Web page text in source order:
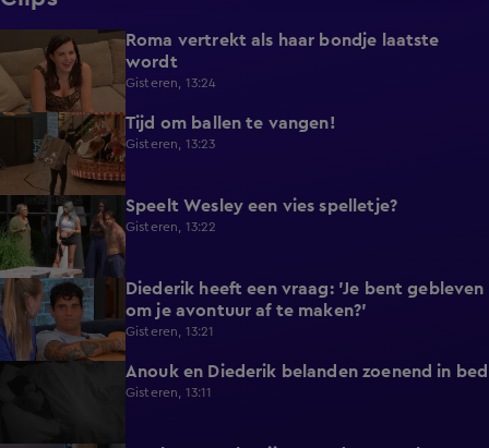
Roma vertrekt als haar bondje laatste
wordt
Gisteren, 13:24
Tijd om ballen te vangen!
Gisteren, 13:23
0:48 Speelt Wesley een vies spelletje?
Gisteren, 13:22
0:37
Diederik heeft een vraag: 'Je bent gebleven
om je avontuur af te maken?'
Gisteren, 13:21
Anouk en Diederik belanden zoenend in bed
Gisteren, 13:11